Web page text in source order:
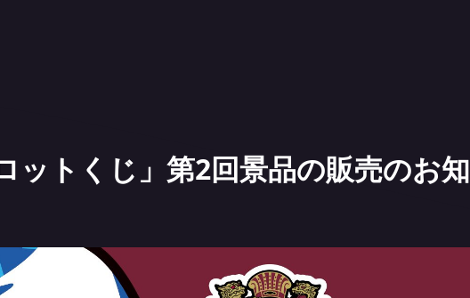
ットくじ」第2回景品の販売のお